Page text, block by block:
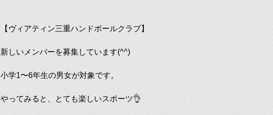
【ヴィアティン三重ハンドボールクラブ】
新しいメンバーを募集しています(^^)
小学1〜6年生の男女が対象です。
やってみると、とても楽しいスポーツ👌